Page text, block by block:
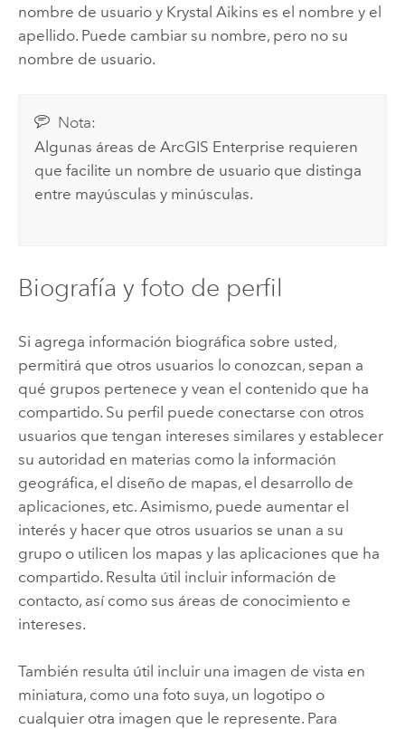
nombre de usuario y Krystal Aikins es el nombre y el
apellido. Puede cambiar su nombre, pero no su
nombre de usuario.
Nota:
Algunas áreas deArcGIS Enterprise requieren
que facilite un nombre de usuario que distinga
entre mayúsculas y minúsculas.
Biografía y foto de perfil
Si agrega información biográfica sobre usted,
permitirá que otros usuarios lo conozcan, sepan a
qué grupos pertenece y vean el contenido que ha
compartido. Su perfil puede conectarse con otros
usuarios que tengan intereses similares y establecer
su autoridad en materias como la información
geográfica, el diseño de mapas, el desarrollo de
aplicaciones, etc. Asimismo, puede aumentar el
interés y hacer que otros usuarios se unan a su
grupo o utilicen los mapas y las aplicaciones que ha
compartido. Resulta útil incluir información de
contacto, así como sus áreas de conocimiento e
intereses.
También resulta útil incluir una imagen de vista en
miniatura, como una foto suya, un logotipo o
cualquier otra imagen que le represente. Para